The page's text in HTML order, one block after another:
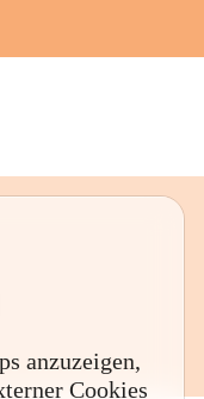
anzuzeigen,
Cookies